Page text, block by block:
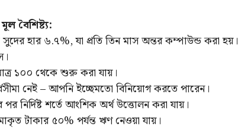
বৈশিষ্ট্য:
সুদের হার ৬.৭%, যা প্রতি তিন মাস অন্তর কম্পাউন্ড করা হয়।
১০০ থেকে শুরু করা যায়।
নেই – আপনি ইচ্ছেমতো বিনিয়োগ করতে পারেন।
নির্দিষ্ট শর্তে আংশিক অর্থ উত্তোলন করা যায়।
টাকার ৫০% পর্যন্ত ঋণ নেওয়া যায়।